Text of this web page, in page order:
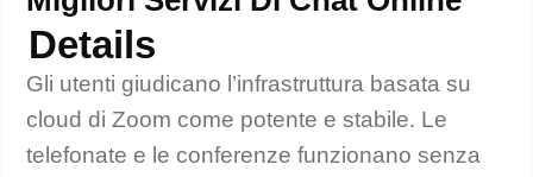
Details
Gli utenti giudicano l’infrastruttura basata su
cloud di Zoom come potente e stabile. Le
telefonate e le conferenze funzionano senza